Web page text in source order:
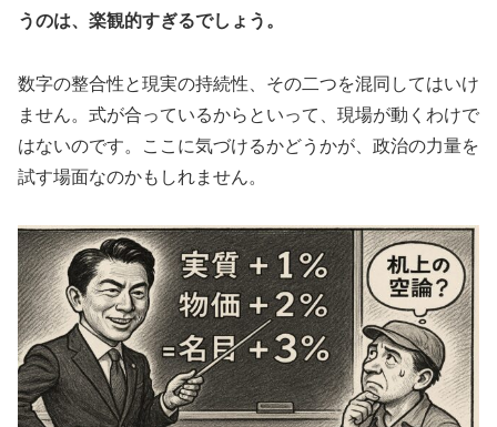
うのは、楽観的すぎるでしょう。
数字の整合性と現実の持続性、その二つを混同してはいけ
ません。式が合っているからといって、現場が動くわけで
はないのです。ここに気づけるかどうかが、政治の力量を
試す場面なのかもしれません。